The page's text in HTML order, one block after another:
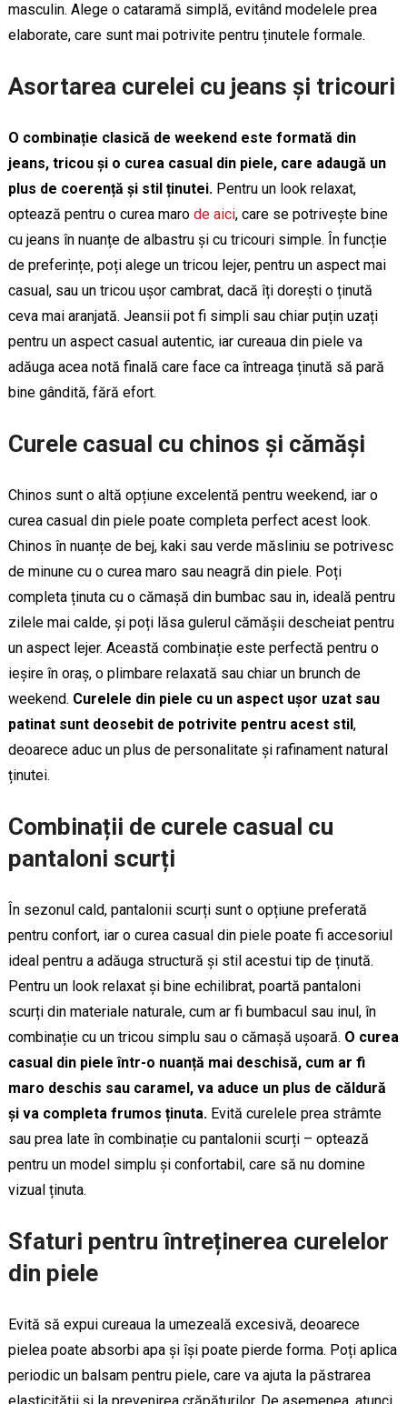
masculin. Alege o cataramă simplă, evitând modelele prea
elaborate, care sunt mai potrivite pentru ținutele formale.
Asortarea curelei cu jeans și tricouri
O combinație clasică de weekend este formată din
jeans, tricou și o curea casual din piele, care adaugă un
plus de coerență și stil ținutei.Pentru un look relaxat,
optează pentru o curea maro de aici, care se potrivește bine
cu jeans în nuanțe de albastru și cu tricouri simple. În funcție
de preferințe, poți alege un tricou lejer, pentru un aspect mai
casual, sau un tricou ușor cambrat, dacă îți dorești o ținută
ceva mai aranjată. Jeansii pot fi simpli sau chiar puțin uzați
pentru un aspect casual autentic, iar cureaua din piele va
adăuga acea notă finală care face ca întreaga ținută să pară
bine gândită, fără efort.
Curele casual cu chinos și cămăși
Chinos sunt o altă opțiune excelentă pentru weekend, iar o
curea casual din piele poate completa perfect acest look.
Chinos în nuanțe de bej, kaki sau verde măsliniu se potrivesc
de minune cu o curea maro sau neagră din piele. Poți
completa ținuta cu o cămașă din bumbac sau in, ideală pentru
zilele mai calde, și poți lăsa gulerul cămășii descheiat pentru
un aspect lejer. Această combinație este perfectă pentru o
ieșire în oraș, o plimbare relaxată sau chiar un brunch de
weekend. Curelele din piele cu un aspect ușor uzat sau
patinat sunt deosebit de potrivite pentru acest stil ,
deoarece aduc un plus de personalitate și rafinament natural
ținutei.
Combinații de curele casual cu
pantaloni scurți
În sezonul cald, pantalonii scurți sunt o opțiune preferată
pentru confort, iar o curea casual din piele poate fi accesoriul
ideal pentru a adăuga structură și stil acestui tip de ținută.
Pentru un look relaxat și bine echilibrat, poartă pantaloni
scurți din materiale naturale, cum ar fi bumbacul sau inul, în
combinație cu un tricou simplu sau o cămașă ușoară. O curea
casual din piele într-o nuanță mai deschisă, cum ar fi
maro deschis sau caramel, va aduce un plus de căldură
și va completa frumos ținuta.Evită curelele prea strâmte
sau prea late în combinație cu pantalonii scurți – optează
pentru un model simplu și confortabil, care să nu domine
vizual ținuta.
Sfaturi pentru întreținerea curelelor
din piele
Evită să expui cureaua la umezeală excesivă, deoarece
pielea poate absorbi apa și își poate pierde forma. Poți aplica
periodic un balsam pentru piele, care va ajuta la păstrarea